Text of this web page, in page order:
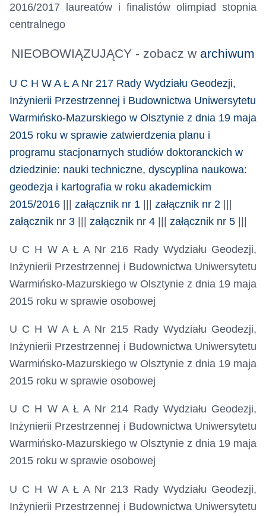
2016/2017 laureatów i finalistów olimpiad stopnia
centralnego
NIEOBOWIĄZUJĄCY - zobacz w archiwum
U C H W A Ł A Nr 217 Rady Wydziału Geodezji,
Inżynierii Przestrzennej i Budownictwa Uniwersytetu
Warmińsko-Mazurskiego w Olsztynie z dnia 19 maja
2015 roku w sprawie zatwierdzenia planu i
programu stacjonarnych studiów doktoranckich w
dziedzinie: nauki techniczne, dyscyplina naukowa:
geodezja i kartografia w roku akademickim
2015/2016 ||| załącznik nr 1 ||| załącznik nr 2 |||
załącznik nr 3||| załącznik nr 4||| załącznik nr 5|||
U C H W A Ł A Nr 216 Rady Wydziału Geodezji,
Inżynierii Przestrzennej i Budownictwa Uniwersytetu
Warmińsko-Mazurskiego w Olsztynie z dnia 19 maja
2015 roku w sprawie osobowej
U C H W A Ł A Nr 215 Rady Wydziału Geodezji,
Inżynierii Przestrzennej i Budownictwa Uniwersytetu
Warmińsko-Mazurskiego w Olsztynie z dnia 19 maja
2015 roku w sprawie osobowej
U C H W A Ł A Nr 214 Rady Wydziału Geodezji,
Inżynierii Przestrzennej i Budownictwa Uniwersytetu
Warmińsko-Mazurskiego w Olsztynie z dnia 19 maja
2015 roku w sprawie osobowej
U C H W A Ł A Nr 213 Rady Wydziału Geodezji,
Inżynierii Przestrzennej i Budownictwa Uniwersytetu